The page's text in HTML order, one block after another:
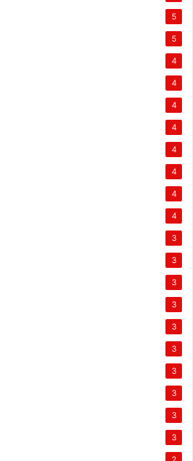
5
5
4
4
4
4
4
4
4
4
3
3
3
3
3
3
3
3
3
3